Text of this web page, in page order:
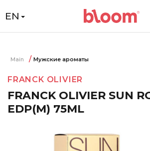
EN
Main Мужские ароматы
FRANCK OLIVIER
FRANCK OLIVIER SUN
EDP(M) 75ML